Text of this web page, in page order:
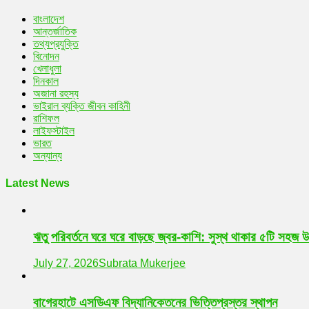
বাংলাদেশ
আন্তর্জাতিক
তথ্যপ্রযুক্তি
বিনোদন
খেলাধুলা
দিনকাল
অজানা রহস্য
ভাইরাল ব্যক্তি জীবন কাহিনী
রাশিফল
লাইফস্টাইল
ভারত
অন্যান্য
Latest News
ঋতু পরিবর্তনে ঘরে ঘরে বাড়ছে জ্বর-কাশি: সুস্থ থাকার ৫টি সহজ
July 27, 2026Subrata Mukerjee
বাগেরহাটে এসডিএফ বিদ্যানিকেতনের ভিত্তিপ্রস্তর স্থাপন